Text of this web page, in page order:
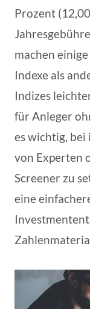
Prozent
machen
Indexe als
Indizes
für Anleger
es wichtig,
von Experten
Screener zu
eine